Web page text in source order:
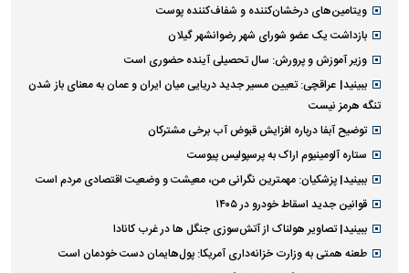
ویتامین‌های درخشان‌کننده و شفاف‌کننده پوست
بازداشت یک عضو شورای شهر رضوانشهر گیلان
وزیر آموزش و پرورش: سال تحصیلی آینده حضوری است
ببینید| عراقچی: تعیین مسیر جدید دریایی میان ایران و عمان به معنای باز شدن
تنگه هرمز نیست
توضیح آبفا درباره افزایش قبوض آب برخی مشترکان
ستاره آلومینیوم اراک به پرسپولیس پیوست
ببینید| پزشکیان: مهمترین نگرانی من، معیشت و وضعیت اقتصادی مردم است
قوانین جدید اسقاط خودرو در ۱۴۰۵
ببینید| تصاویر هولناک از آتش‌سوزی جنگل ها در غرب کانادا
طعنه همتی به وزارت خزانه‌داری آمریکا: پول‌هایمان دست خودمان است